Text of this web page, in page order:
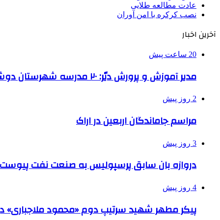
عادت مطالعه طلایی
نصب کرکره با امن آوران
آخرین اخبار
20 ساعت پیش
مدیر آموزش و پرورش دیّر: ۲۰ مدرسه شهرستان دوشیفته است
2 روز پیش
مراسم جاماندگان اربعین در اراک
3 روز پیش
دروازه بان سابق پرسپولیس به صنعت نفت پیوست
4 روز پیش
پیکر مطهر شهید سرتیپ دوم «محمود ملاجباری»